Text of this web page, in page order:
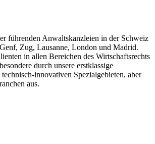
führenden Anwaltskanzleien in der Schweiz
Zug, Lausanne, London und Madrid.
in allen Bereichen des Wirtschaftsrechts
durch unsere erstklassige
innovativen Spezialgebieten, aber
aus.